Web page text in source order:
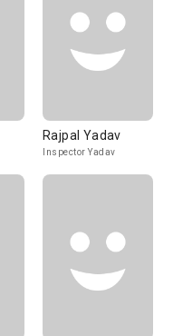
Rajpal Yadav
Inspector Yadav